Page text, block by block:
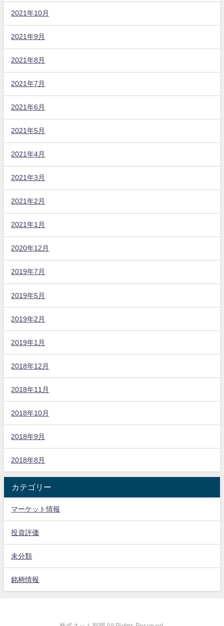
2021年10月
2021年9月
2021年8月
2021年7月
2021年6月
2021年5月
2021年4月
2021年3月
2021年2月
2021年1月
2020年12月
2019年7月
2019年5月
2019年2月
2019年1月
2018年12月
2018年11月
2018年10月
2018年9月
2018年8月
カテゴリー
マーケット情報
投資評価
未分類
銘柄情報